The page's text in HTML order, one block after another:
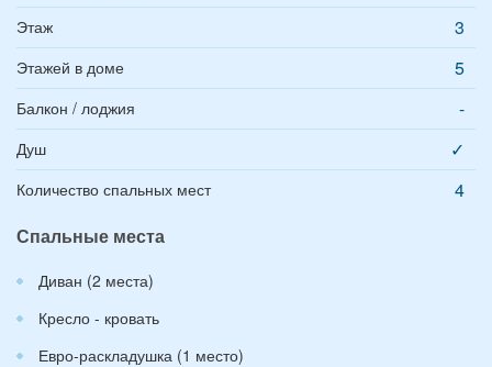
Этаж 3
Этажей в доме 5
Балкон / лоджия -
Душ ✓
Количество спальных мест
4
Спальные места
Диван (2 места)
Кресло - кровать
Евро-раскладушка (1 место)